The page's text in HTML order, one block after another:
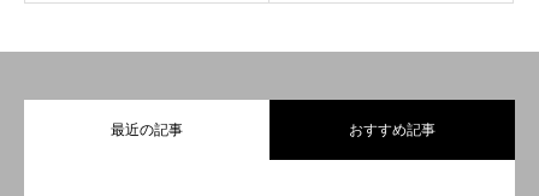
最近の記事 おすすめ記事